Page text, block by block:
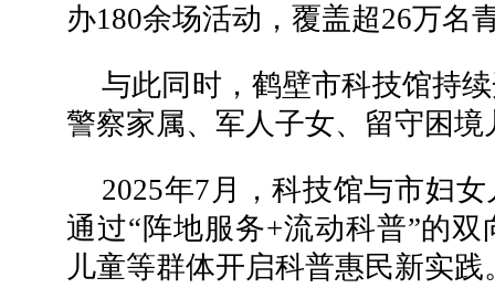
办180余场活动，覆盖超26万名
与此同时，鹤壁市科技馆持
警察家属、军人子女、留守困
2025年7月，科技馆与市妇
通过“阵地服务+流动科普”的
儿童等群体开启科普惠民新实践